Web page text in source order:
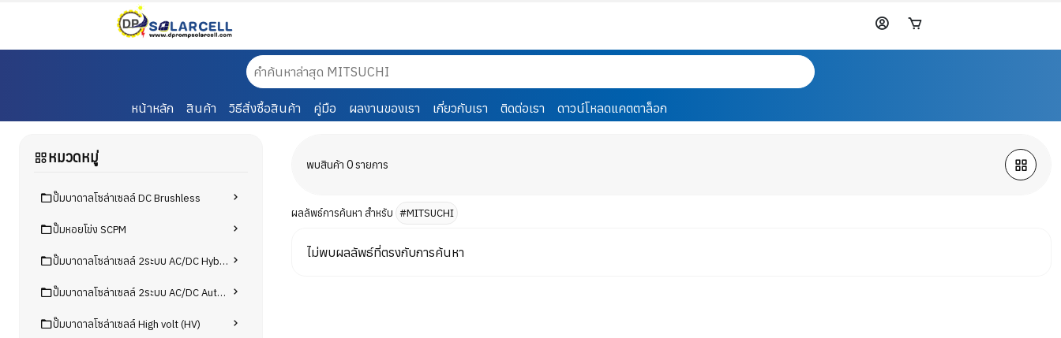
หน้าหลัก สินค้า วิธีสั่งซื้อสินค้า คู่มือ ผลงานของเรา เกี่ยวกับเรา ติดต่อเรา ดาวน์โหลดแคตตาล็อก
หมวดหมู่
ปั๊มบาดาลโซล่าเซลล์ DC Brushless
ปั๊มหอยโข่ง SCPM
ปั๊มบาดาลโซล่าเซลล์ 2ระบบ AC/DC Hybrid
ปั๊มบาดาลโซล่าเซลล์ 2ระบบ AC/DC Auto select mode
ปั๊มบาดาลโซล่าเซลล์ High volt (HV)
พบสินค้า 0 รายการ
ผลลัพธ์การค้นหา สำหรับ #MITSUCHI
ไม่พบผลลัพธ์ที่ตรงกับการค้นหา